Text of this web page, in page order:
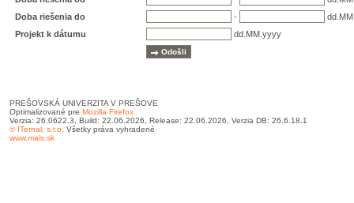
Doba riešenia do
-
Projekt k dátumu
dd.MM.yyyy
PREŠOVSKÁ UNIVERZITA V PREŠOVE
Optimalizované pre Mozilla Firefox
Verzia: 26.0622.3, Build: 22.06.2026, Release: 22.06.2026, Verzia DB: 26.6.18.1
© ITernal, s.r.o. Všetky práva vyhradené
www.mais.sk